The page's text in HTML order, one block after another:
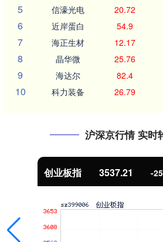
5 信濠光电 20.72
6 近岸蛋白 54.9
7 海正生材 12.17
8 晶华微 25.76
9 海达尔 82.4
10 科力装备 26.79
沪深京行情 实时
基金指数 7247.38